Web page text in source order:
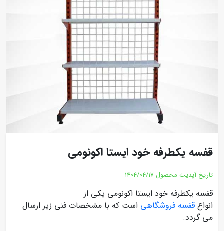
قفسه یکطرفه خود ایستا اکونومی
تاریخ آپدیت محصول 1404/04/17
قفسه یکطرفه خود ایستا اکونومی یکی از
انواع قفسه فروشگاهی است که با مشخصات فنی زیر ارسال
می گردد.